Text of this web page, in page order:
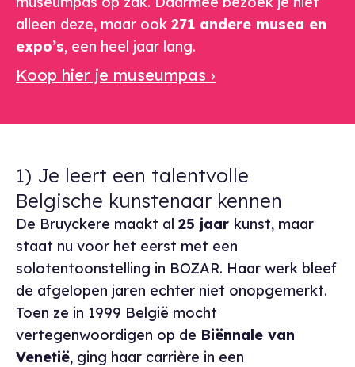
alleen deze, maar ook 271 andere musea en
expo’s, een heel jaar lang.
Koop hier je museumpas ›
1) Je leert een talentvolle
Belgische kunstenaar kennen
De Bruyckere maakt al 25 jaar kunst, maar
staat nu voor het eerst met een
solotentoonstelling in BOZAR. Haar werk bleef
de afgelopen jaren echter niet onopgemerkt.
Toen ze in 1999 België mocht
vertegenwoordigen op de Biënnale van
Venetië, ging haar carrière in een